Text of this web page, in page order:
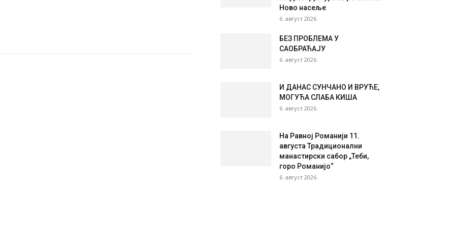
Ново насеље
6. август 2026.
БЕЗ ПРОБЛЕМА У
САОБРАЋАЈУ
6. август 2026.
И ДАНАС СУНЧАНО И ВРУЋЕ,
МОГУЋА СЛАБА КИША
6. август 2026.
На Равној Романији 11.
августа Традиционални
манастирски сабор „Теби,
горо Романијо“
6. август 2026.